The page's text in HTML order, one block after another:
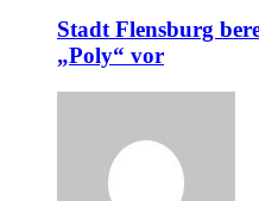
Stadt Flensburg
„Poly“ vor